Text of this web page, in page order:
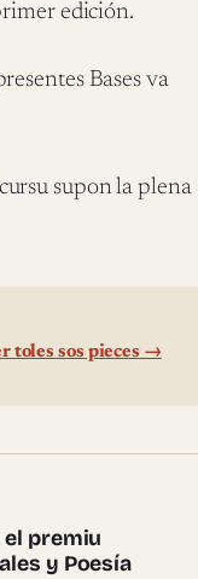
edición.
Bases va
supon la plena
toles sos pieces →
el premiu
y Poesía